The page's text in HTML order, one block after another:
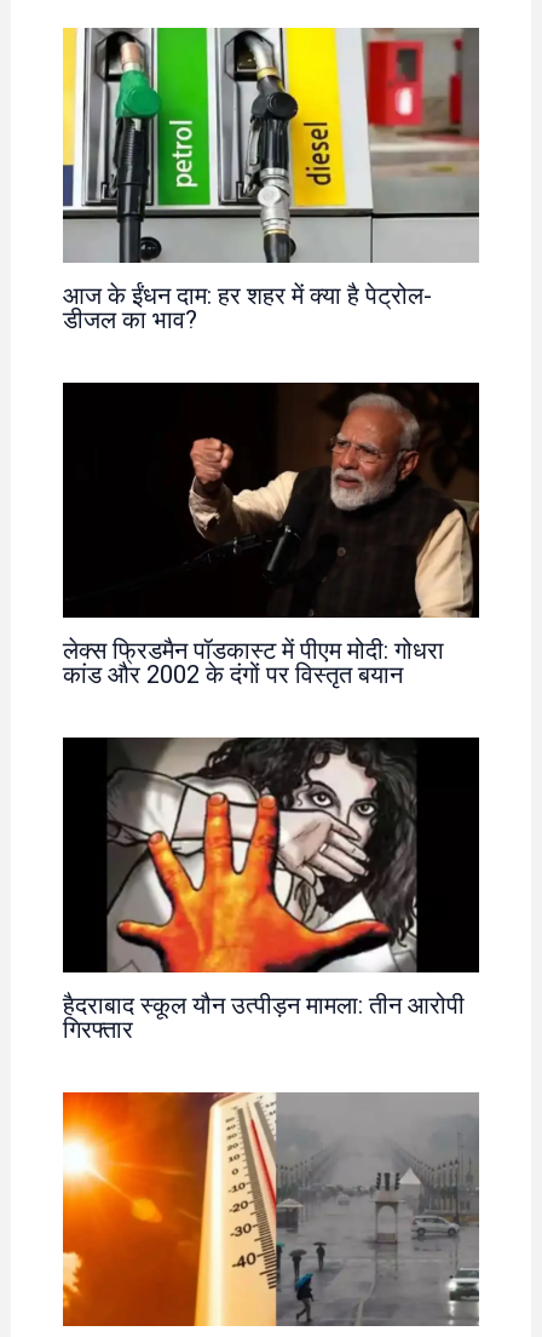
आज के ईंधन दाम: हर शहर में क्या है पेट्रोल-
डीजल का भाव?
लेक्स फ्रिडमैन पॉडकास्ट में पीएम मोदी: गोधरा
कांड और 2002 के दंगों पर विस्तृत बयान
हैदराबाद स्कूल यौन उत्पीड़न मामला: तीन आरोपी
गिरफ्तार